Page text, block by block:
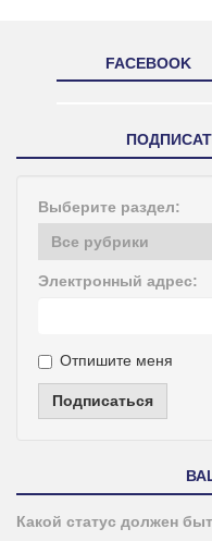
FACEBOOK
Выберите раздел:
Электронный адрес:
Отпишите меня
Подписаться
Какой статус должен